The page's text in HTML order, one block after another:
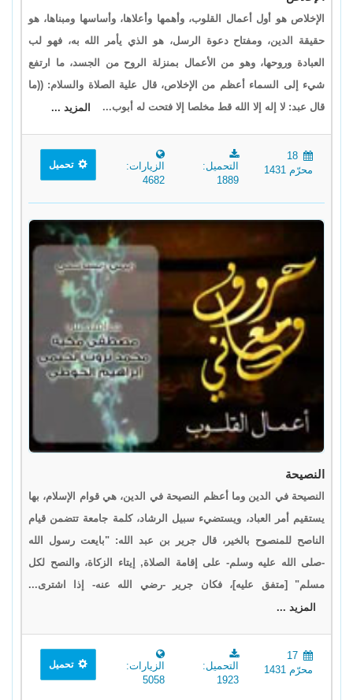
الإخلاص هو أول أعمال القلوب، وأهمها وأعلاها، وأساسها ومبناها، هو
حقيقة الدين، ومفتاح دعوة الرسل، هو الذي يأمر الله به، فهو لب
العبادة وروحها، وهو من الأعمال بمنزلة الروح من الجسد، ما ارتفع
شيء إلى السماء أعظم من الإخلاص، قال علية الصلاة والسلام: ((ما
قال عبد: لا إله إلا الله قط مخلصا إلا فتحت له أبوب...
المزيد ...
18
محرّم 1431
التحميل:
1889
الزيارات:
4682
تحميل
النصيحة
النصيحة في الدين وما أعظم النصيحة في الدين، هي قوام الإسلام، بها
يستقيم أمر العباد، ويستضيء سبيل الرشاد، كلمة جامعة تتضمن قيام
الناصح للمنصوح بالخير، قال جرير بن عبد الله: "بايعت رسول الله
-صلى الله عليه وسلم- على إقامة الصلاة, إيتاء الزكاة، والنصح لكل
مسلم" [متفق عليه]، فكان جرير -رضي الله عنه- إذا اشترى...
المزيد ...
17
محرّم 1431
التحميل:
1923
الزيارات:
5058
تحميل